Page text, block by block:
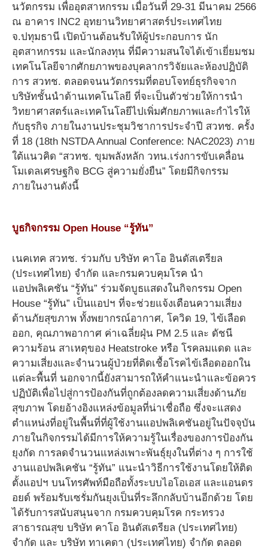
นวัตกรรม เพื่ออุตสาหกรรม เมื่อวันที่ 29-31 มีนาคม 2566
ณ อาคาร INC2 อุทยานวิทยาศาสตร์ประเทศไทย
จ.ปทุมธานี เปิดบ้านต้อนรับให้ผู้ประกอบการ นัก
อุตสาหกรรม และนักลงทุน ที่มีความสนใจได้เข้าเยี่ยมชม
เทคโนโลยีจากศักยภาพของบุคลากรวิจัยและห้องปฏิบัติ
การ สวทช. ตลอดจนนวัตกรรมที่ตอบโจทย์ธุรกิจจาก
บริษัทชั้นนำด้านเทคโนโลยี ที่จะเป็นตัวช่วยให้การนำ
วิทยาศาสตร์และเทคโนโลยีไปเพิ่มศักยภาพและกำไรให้
กับธุรกิจ ภายในงานประชุมวิชาการประจำปี สวทช. ครั้ง
ที่ 18 (18th NSTDA Annual Conference: NAC2023) ภาย
ใต้แนวคิด “สวทช. ขุมพลังหลัก วทน.เร่งการขับเคลื่อน
โมเดลเศรษฐกิจ BCG สู่ความยั่งยืน” โดยมีกิจกรรม
ภายในงานดังนี้
บูธกิจกรรม Open House “รู้ทัน”
เนคเทค สวทช. ร่วมกับ บริษัท คาโอ อินดัสเตรียล
(ประเทศไทย) จำกัด และกรมควบคุมโรค นำ
แอปพลิเคชัน “รู้ทัน” ร่วมจัดบูธแสดงในกิจกรรม Open
House “รู้ทัน” เป็นแอปฯ ที่จะช่วยแจ้งเตือนความเสี่ยง
ด้านภัยสุขภาพ ทั้งพยากรณ์อากาศ, โควิด 19, ไข้เลือด
ออก, คุณภาพอากาศ ค่าเฉลี่ยฝุ่น PM 2.5 และ ดัชนี
ความร้อน สาเหตุของ Heatstroke หรือ โรคลมแดด และ
ความเสี่ยงและจำนวนผู้ป่วยที่ติดเชื้อโรคไข้เลือดออกใน
แต่ละพื้นที่ นอกจากนี้ยังสามารถให้คำแนะนำและข้อควร
ปฏิบัติเพื่อไปสู่การป้องกันที่ถูกต้องลดความเสี่ยงด้านภัย
สุขภาพ โดยอ้างอิงแหล่งข้อมูลที่น่าเชื่อถือ ซึ่งจะแสดง
ตำแหน่งที่อยู่ในพื้นที่ที่ผู้ใช้งานแอปพลิเคชันอยู่ในปัจจุบัน
ภายในกิจกรรมได้มีการให้ความรู้ในเรื่องของการป้องกัน
ยุงกัด การลดจำนวนแหล่งเพาะพันธุ์ยุงในที่ต่าง ๆ การใช้
งานแอปพลิเคชัน “รู้ทัน” แนะนำวิธีการใช้งานโดยให้ติด
ตั้งแอปฯ บนโทรศัพท์มือถือทั้งระบบไอโอเอส และแอนดร
อยด์ พร้อมรับเซรั่มกันยุงเป็นที่ระลึกกลับบ้านอีกด้วย โดย
ได้รับการสนับสนุนจาก กรมควบคุมโรค กระทรวง
สาธารณสุข บริษัท คาโอ อินดัสเตรียล (ประเทศไทย)
จำกัด และ บริษัท ทาเคดา (ประเทศไทย) จำกัด ตลอด